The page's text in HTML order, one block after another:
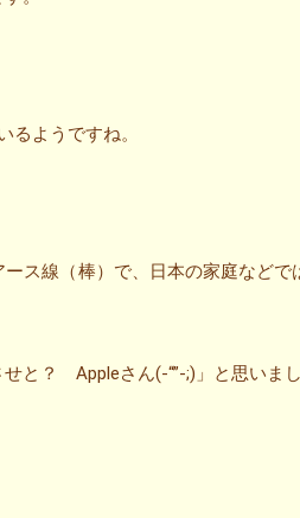
るようですね。
ス線（棒）で、日本の家庭など
と？ Appleさん(-“”-;)」と思いまし